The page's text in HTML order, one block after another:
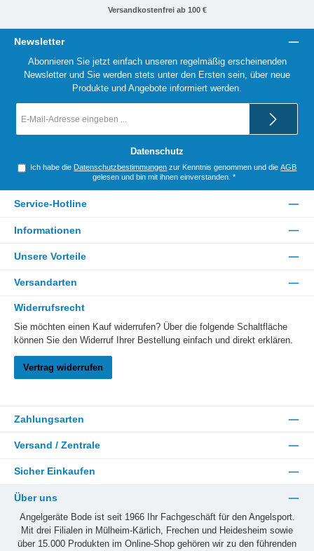
Versandkostenfrei ab 100 €
Newsletter
Abonnieren Sie jetzt einfach unseren regelmäßig erscheinenden
Newsletter und Sie werden stets unter den Ersten sein, über neue
Produkte und Angebote informiert werden.
Mail-
Datenschutz
Ich habe die Datenschutzbestimmungen zur Kenntnis genommen und dieAGB
gelesen und bin mit ihnen einverstanden. *
Service-Hotline
Informationen
Unsere Vorteile
Versandarten
Widerrufsrecht
Sie möchten einen Kauf widerrufen? Über die folgende Schaltfläche
können Sie den Widerruf Ihrer Bestellung einfach und direkt erklären.
Vertrag widerrufen
Zahlungsarten
Versand / Zentrale
Sicher Einkaufen
Über uns
Angelgeräte Bode ist seit 1966 Ihr Fachgeschäft für den Angelsport.
Mit drei Filialen in Mülheim-Kärlich, Frechen und Heidesheim sowie
über 15.000 Produkten im Online-Shop gehören wir zu den führenden